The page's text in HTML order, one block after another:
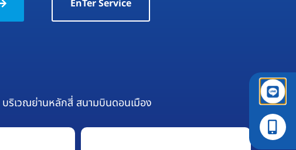
EnTer Service
ริเวณย่านหลักสี่ สนามบินดอนเมือง